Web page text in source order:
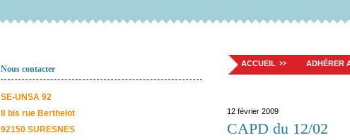
Nous contacter
SE-UNSA 92
8 bis rue Berthelot
92150 SURESNES
ACCUEIL ADHÉRER
12 février 2009
CAPD du 12/02